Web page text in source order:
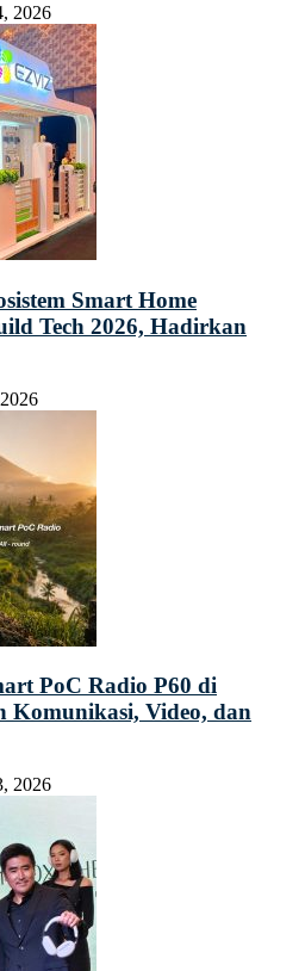
2026
Smart Home
Tech 2026, Hadirkan
PoC Radio P60 di
Komunikasi, Video, dan
2026